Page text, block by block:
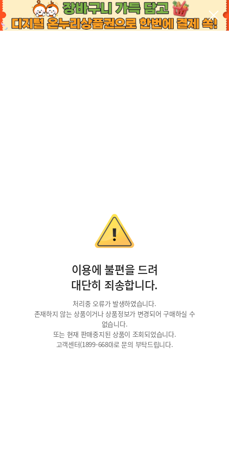
이용에 불편을 드려
대단히 죄송합니다.
처리중 오류가 발생하였습니다.
존재하지 않는 상품이거나 상품정보가 변경되어 구매하실 수
없습니다.
또는 현재 판매중지된 상품이 조회되었습니다.
고객센터(1899-6680)로 문의 부탁드립니다.